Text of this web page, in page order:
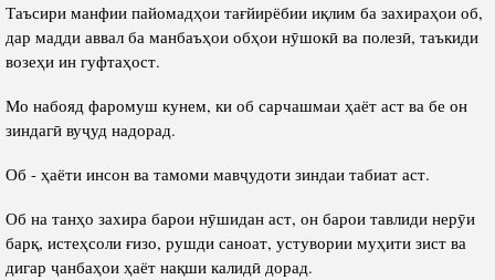
Таъсири манфии пайомадҳои тағйирёбии иқлим ба захираҳои об,
дар мадди аввал ба манбаъҳои обҳои нӯшокӣ ва полезӣ, таъкиди
возеҳи ин гуфтаҳост.
Мо набояд фаромуш кунем, ки об сарчашмаи ҳаёт аст ва бе он
зиндагӣ вуҷуд надорад.
Об - ҳаёти инсон ва тамоми мавҷудоти зиндаи табиат аст.
Об на танҳо захира барои нӯшидан аст, он барои тавлиди нерӯи
барқ, истеҳсоли ғизо, рушди саноат, устувории муҳити зист ва
дигар ҷанбаҳои ҳаёт нақши калидӣ дорад.